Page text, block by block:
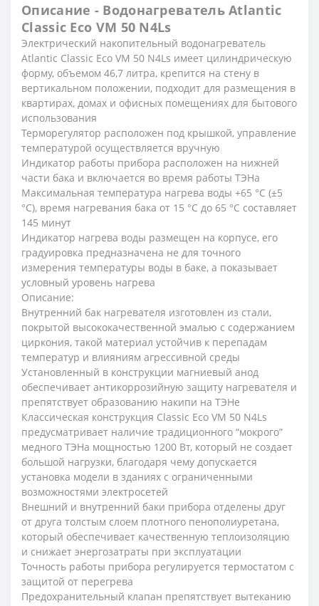
Описание - Водонагреватель Atlantic
Classic Eco VM 50 N4Ls
Электрический накопительный водонагреватель
Atlantic Classic Eco VM 50 N4Ls имеет цилиндрическую
форму, объемом 46,7 литра, крепится на стену в
вертикальном положении, подходит для размещения в
квартирах, домах и офисных помещениях для бытового
использования
Терморегулятор расположен под крышкой, управление
температурой осуществляется вручную
Индикатор работы прибора расположен на нижней
части бака и включается во время работы ТЭНа
Максимальная температура нагрева воды +65 °С (±5
°С), время нагревания бака от 15 °С до 65 °С составляет
145 минут
Индикатор нагрева воды размещен на корпусе, его
градуировка предназначена не для точного
измерения температуры воды в баке, а показывает
условный уровень нагрева
Описание:
Внутренний бак нагревателя изготовлен из стали,
покрытой высококачественной эмалью с содержанием
циркония, такой материал устойчив к перепадам
температур и влияниям агрессивной среды
Установленный в конструкции магниевый анод
обеспечивает антикоррозийную защиту нагревателя и
препятствует образованию накипи на ТЭНе
Классическая конструкция Classic Eco VM 50 N4Ls
предусматривает наличие традиционного “мокрого”
медного ТЭНа мощностью 1200 Вт, который не создает
большой нагрузки, благодаря чему допускается
установка модели в зданиях с ограниченными
возможностями электросетей
Внешний и внутренний баки прибора отделены друг
от друга толстым слоем плотного пенополиуретана,
который обеспечивает качественную теплоизоляцию
и снижает энергозатраты при эксплуатации
Точность работы прибора регулируется термостатом с
защитой от перегрева
Предохранительный клапан препятствует вытеканию